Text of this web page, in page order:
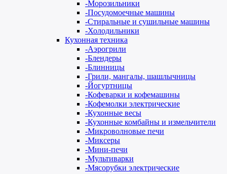
-Морозильники
-Посудомоечные машины
-Стиральные и сушильные машины
-Холодильники
Кухонная техника
-Аэрогрили
-Блендеры
-Блинницы
-Грили, мангалы, шашлычницы
-Йогуртницы
-Кофеварки и кофемашины
-Кофемолки электрические
-Кухонные весы
-Кухонные комбайны и измельчители
-Микроволновые печи
-Миксеры
-Мини-печи
-Мультиварки
-Мясорубки электрические